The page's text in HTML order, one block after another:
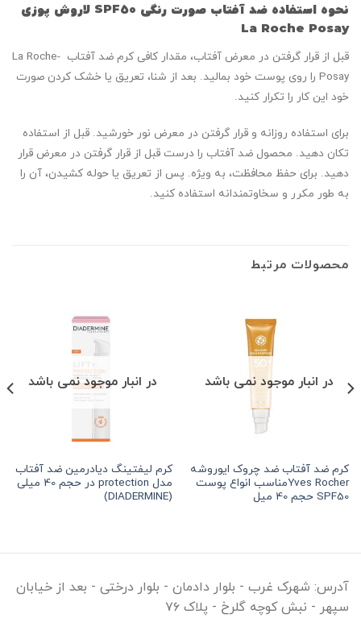
نحوه استفاده ضد آفتاب صورت رنگی SPF50 لاروش پوزی
La Roche Posay
قبل از قرار گرفتن در معرض آفتاب، مقدار کافی کرم ضد آفتاب La Roche-
Posay را روی پوست خود بمالید. بعد از شنا، تعریق یا خشک کردن صورت
خود این کار را تکرار کنید.
برای استفاده روزانه و قرار گرفتن در معرض نور خورشید. قبل از استفاده
تکان دهید. محصول ضد آفتاب را درست قبل از قرار گرفتن در معرض قرار
دهید. برای حفظ محافظت، به ویژه. پس از تعریق یا حوله کشیدن، آن را
به طور مکرر و سخاوتمندانه استفاده کنید.
محصولات مرتبط
در انبار موجود نمی باشد
کرم ضد آفتاب ضد چروک ایوروشه
Yves Rocherمناسب انواع پوست
SPF50 حجم 40 میل
در انبار موجود نمی باشد
کرم لیفتینگ دیادرمین ضد آفتاب
مدل protection در حجم 40 میلی
(DIADERMINE)
آدرس: شهرک غرب - بلوار دادمان - بلوار درختی - بعد از خیابان
سپهر - نبش کوچه گلرخ - پلاک ۷۶